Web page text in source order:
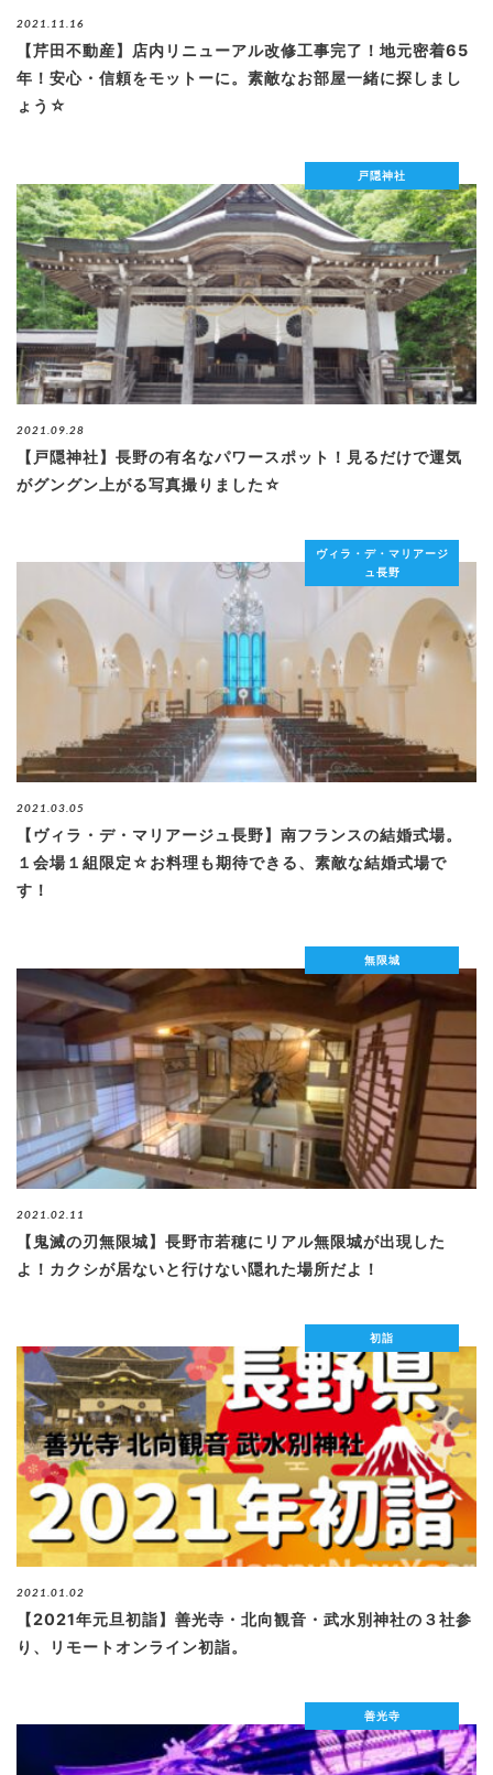
2021.11.16
【芹田不動産】店内リニューアル改修工事完了！地元密着65
年！安心・信頼をモットーに。素敵なお部屋一緒に探しまし
ょう☆
戸隠神社
2021.09.28
【戸隠神社】長野の有名なパワースポット！見るだけで運気
がグングン上がる写真撮りました☆
ヴィラ・デ・マリアージ
ュ長野
2021.03.05
【ヴィラ・デ・マリアージュ長野】南フランスの結婚式場。
１会場１組限定☆お料理も期待できる、素敵な結婚式場で
す！
無限城
2021.02.11
【鬼滅の刃無限城】長野市若穂にリアル無限城が出現した
よ！カクシが居ないと行けない隠れた場所だよ！
初詣
2021.01.02
【2021年元旦初詣】善光寺・北向観音・武水別神社の３社参
り、リモートオンライン初詣。
善光寺